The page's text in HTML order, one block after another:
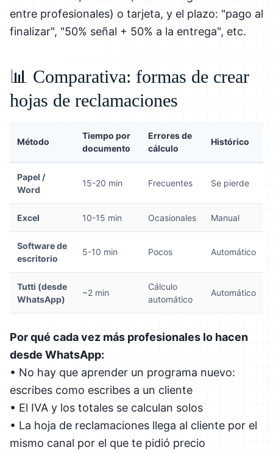
entre profesionales) o tarjeta, y el plazo: "pago al
finalizar", "50% señal + 50% a la entrega", etc.
📊 Comparativa: formas de crear
hojas de reclamaciones
Método
Tiempo por
documento
Errores de
cálculo
Histórico
Papel /
Word
15-20 min Frecuentes Se pierde
Excel 10-15 min Ocasionales Manual
Software de
escritorio
5-10 min Pocos Automático
Tutti (desde
WhatsApp)
~2 min
Cálculo
automático
Automático
Por qué cada vez más profesionales lo hacen
desde WhatsApp:
• No hay que aprender un programa nuevo:
escribes como escribes a un cliente
• El IVA y los totales se calculan solos
• La hoja de reclamaciones llega al cliente por el
mismo canal por el que te pidió precio